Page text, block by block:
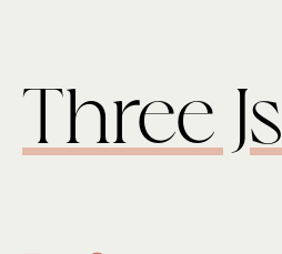
Three Js